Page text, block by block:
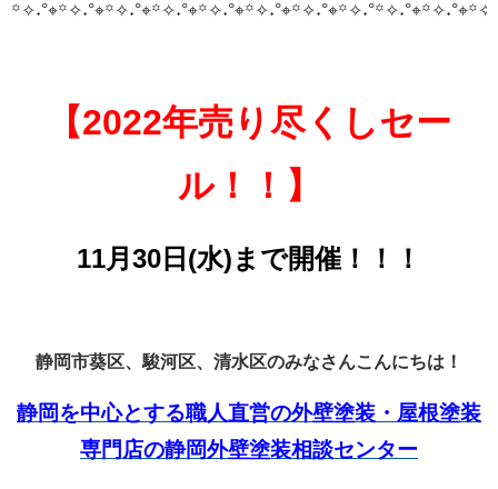
꙳✧˖°⌖꙳✧˖°⌖꙳✧˖°⌖꙳✧˖°⌖꙳✧˖°⌖꙳✧˖°⌖꙳✧˖°⌖꙳✧˖°
【2022年売り尽くしセー
ル！！】
11月30日(水)まで開催！！！
静岡市葵区、駿河区、清水区のみなさんこんにちは！
静岡を中心とする職人直営の外壁塗装・屋根塗装
専門店の静岡外壁塗装相談センター